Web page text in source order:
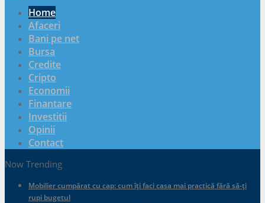
Home
Afaceri
Bani pe net
Bursa
Credite
Cripto
Economii
Finantare
Investitii
Opinii
Contact
Now Trending
Mobilier cumpărat cu cap: cum îți faci casa mai practică fără să-ți
rupi bugetul